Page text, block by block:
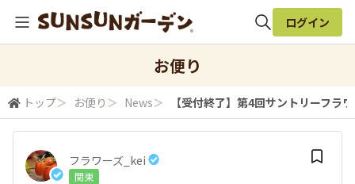
検索
ログイン
お便り
トップ＞ お便り ＞ News＞ 【受付終了】第4回サントリーフラ
フラワーズ_kei
関東